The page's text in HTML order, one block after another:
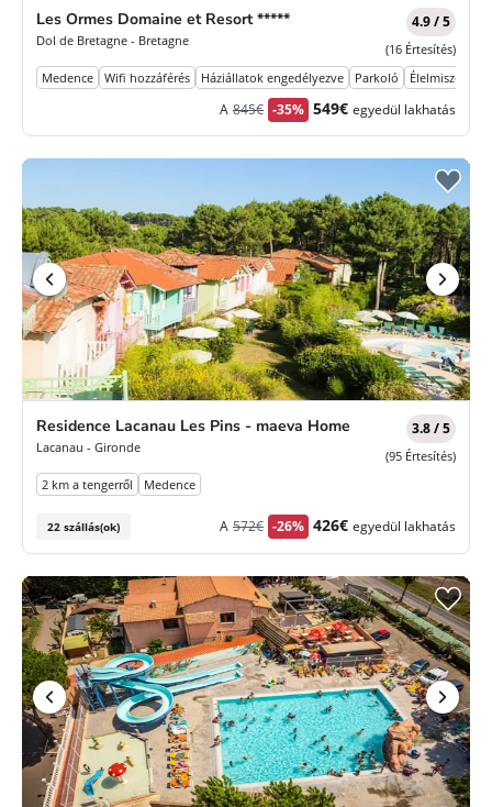
Les Ormes Domaine et Resort *****
Dol de Bretagne - Bretagne
4.9 / 5
(16 Értesítés)
Medence
Wifi hozzáférés Háziállatok engedélyezve Parkoló Élelmiszerbolt
A Korábbi
845€ -35% Új
549€ egyedül lakhatás
Residence Lacanau Les Pins - maeva Home
Lacanau - Gironde
3.8 / 5
(95 Értesítés)
2 km a tengerről
Medence
22 szállás(ok) A Korábbi
572€ -26% Új
426€ egyedül lakhatás